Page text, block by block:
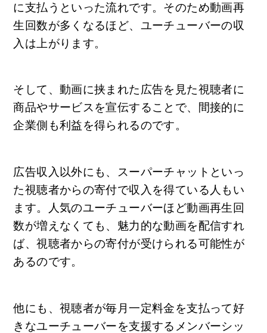
に支払うといった流れです。そのため動画再
生回数が多くなるほど、ユーチューバーの収
入は上がります。
そして、動画に挟まれた広告を見た視聴者に
商品やサービスを宣伝することで、間接的に
企業側も利益を得られるのです。
広告収入以外にも、スーパーチャットといっ
た視聴者からの寄付で収入を得ている人もい
ます。人気のユーチューバーほど動画再生回
数が増えなくても、魅力的な動画を配信すれ
ば、視聴者からの寄付が受けられる可能性が
あるのです。
他にも、視聴者が毎月一定料金を支払って好
きなユーチューバーを支援するメンバーシッ